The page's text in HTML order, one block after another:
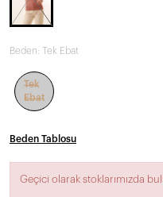
Beden: Tek Ebat
Tek
Ebat
Beden Tablosu
Geçici olarak stoklarımızda